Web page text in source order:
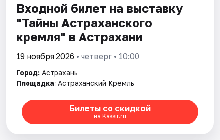
Входной билет на выставку
"Тайны Астраханского
кремля" в Астрахани
19 ноября 2026 • четверг • 10:00
Город: Астрахань
Площадка: Астраханский Кремль
Билеты со скидкой
на Kassir.ru